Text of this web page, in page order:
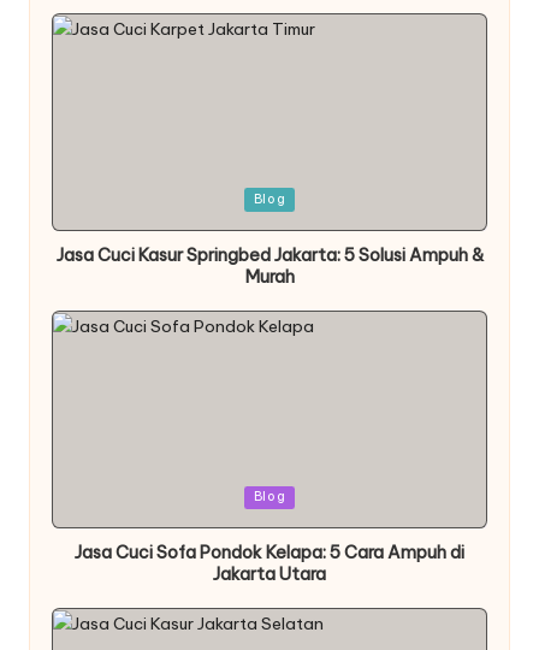
Blog
Jasa Cuci Kasur Springbed Jakarta: 5 Solusi Ampuh &
Murah
Blog
Jasa Cuci Sofa Pondok Kelapa: 5 Cara Ampuh di
Jakarta Utara